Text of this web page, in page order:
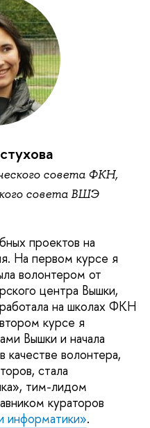
совета ФКН,
совета ВШЭ
проектов на
На первом курсе я
волонтером от
центра Вышки,
на школах ФКН
курсе я
Вышки и начала
качестве волонтера,
стала
тим-лидом
кураторов
информатики».